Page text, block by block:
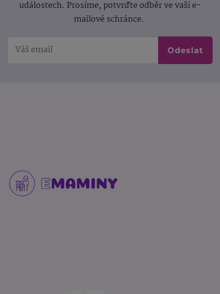
událostech. Prosíme, potvrďte odběr ve vaší e-
mailové schránce.
Odeslat